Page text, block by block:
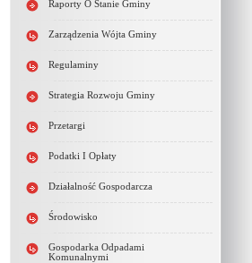
Raporty O Stanie Gminy
Zarządzenia Wójta Gminy
Regulaminy
Strategia Rozwoju Gminy
Przetargi
Podatki I Opłaty
Działalność Gospodarcza
Środowisko
Gospodarka Odpadami
Komunalnymi